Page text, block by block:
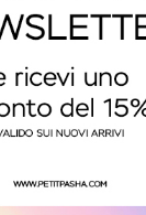
ALLA